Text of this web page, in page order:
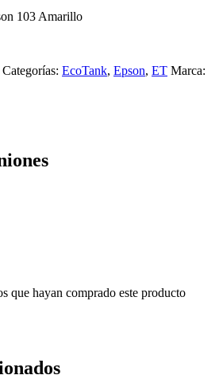
103 Amarillo
Categorías: EcoTank, Epson, ET Marca:
que hayan comprado este producto